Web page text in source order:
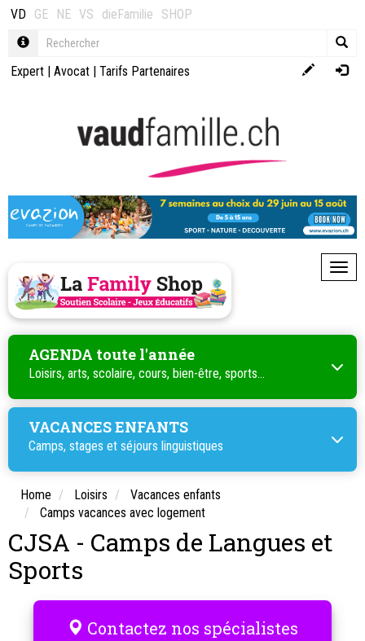
VD GE NE VS dieFamilie SHOP
Expert | Avocat | Tarifs Partenaires
AGENDA toute l'année
Loisirs, arts, scolaire, cours, bien-être, sports...
VACANCES ENFANTS
Camps, stages et séjours linguistiques
Home Loisirs
Vacances enfants
Camps vacances avec logement
CJSA - Camps de Langues et
Sports
Contactez nos spécialistes